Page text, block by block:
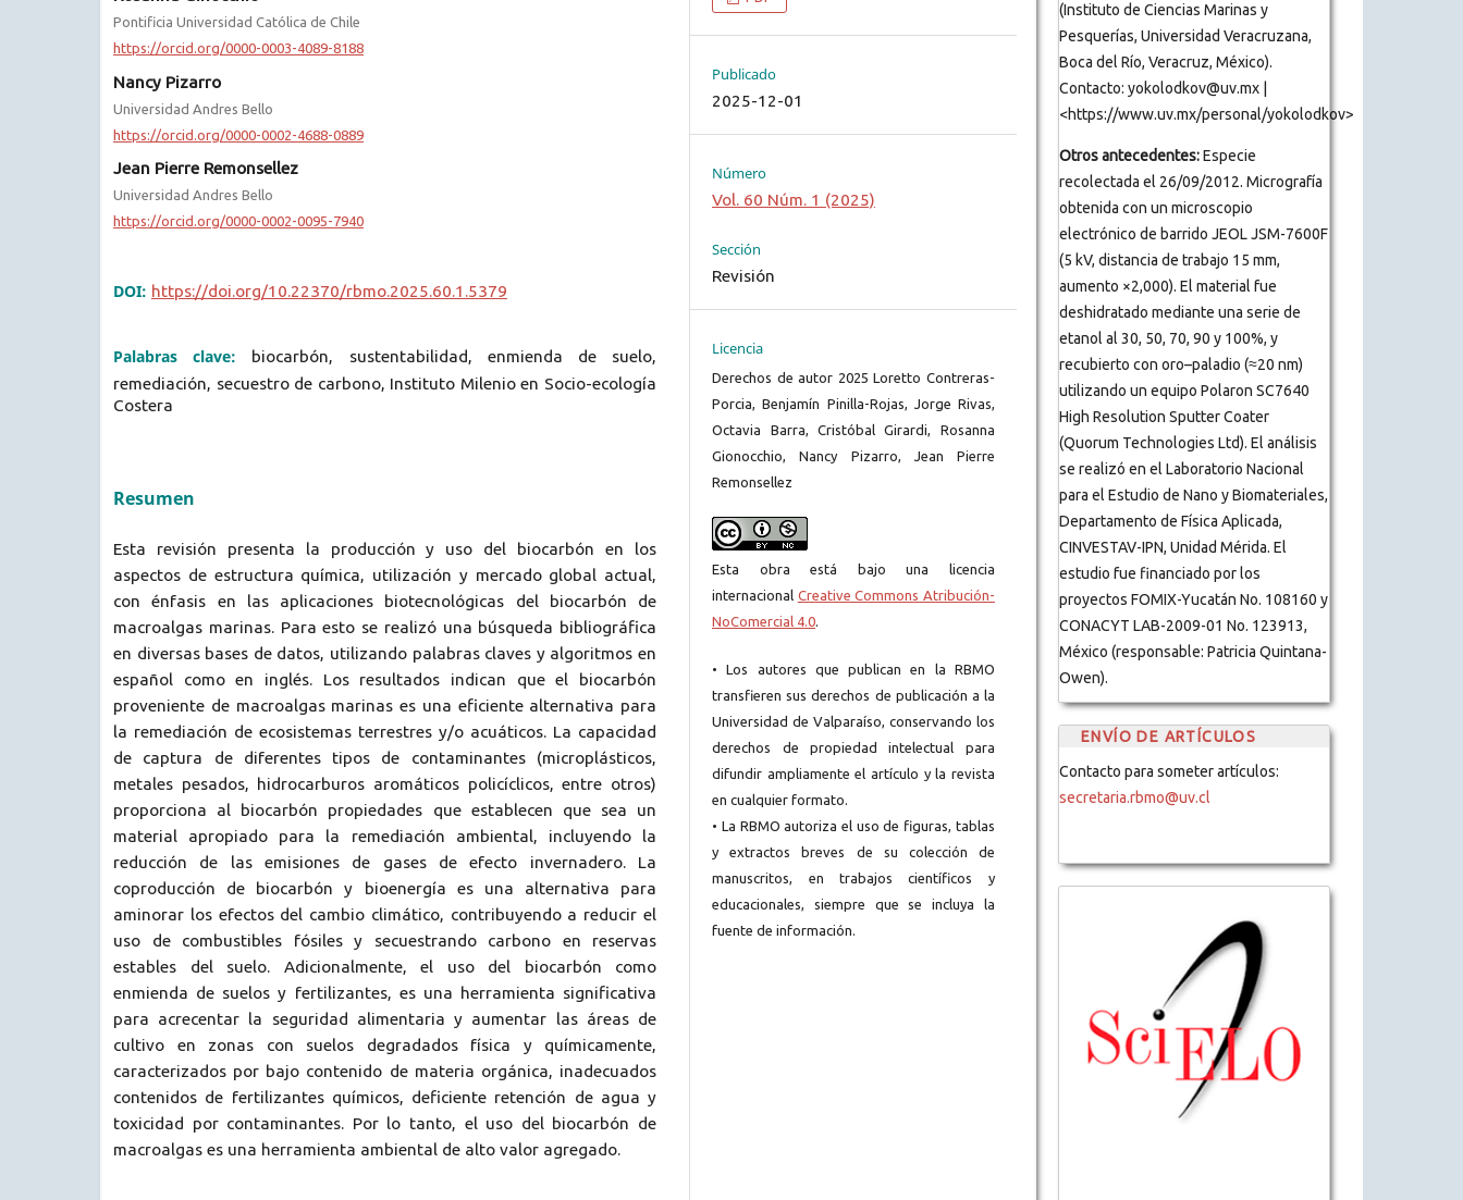
Pontificia Universidad Católica de Chile
https://orcid.org/0000-0003-4089-8188
Nancy Pizarro
Universidad Andres Bello
https://orcid.org/0000-0002-4688-0889
Jean Pierre Remonsellez
Universidad Andres Bello
https://orcid.org/0000-0002-0095-7940
DOI: https://doi.org/10.22370/rbmo.2025.60.1.5379
Palabras clave: biocarbón, sustentabilidad, enmienda de suelo,
remediación, secuestro de carbono, Instituto Milenio en Socio-ecología
Costera
Resumen
Esta revisión presenta la producción y uso del biocarbón en los
aspectos de estructura química, utilización y mercado global actual,
con énfasis en las aplicaciones biotecnológicas del biocarbón de
macroalgas marinas. Para esto se realizó una búsqueda bibliográfica
en diversas bases de datos, utilizando palabras claves y algoritmos en
español como en inglés. Los resultados indican que el biocarbón
proveniente de macroalgas marinas es una eficiente alternativa para
la remediación de ecosistemas terrestres y/o acuáticos. La capacidad
de captura de diferentes tipos de contaminantes (microplásticos,
metales pesados, hidrocarburos aromáticos policíclicos, entre otros)
proporciona al biocarbón propiedades que establecen que sea un
material apropiado para la remediación ambiental, incluyendo la
reducción de las emisiones de gases de efecto invernadero. La
coproducción de biocarbón y bioenergía es una alternativa para
aminorar los efectos del cambio climático, contribuyendo a reducir el
uso de combustibles fósiles y secuestrando carbono en reservas
estables del suelo. Adicionalmente, el uso del biocarbón como
enmienda de suelos y fertilizantes, es una herramienta significativa
para acrecentar la seguridad alimentaria y aumentar las áreas de
cultivo en zonas con suelos degradados física y químicamente,
caracterizados por bajo contenido de materia orgánica, inadecuados
contenidos de fertilizantes químicos, deficiente retención de agua y
toxicidad por contaminantes. Por lo tanto, el uso del biocarbón de
macroalgas es una herramienta ambiental de alto valor agregado.
Publicado
2025-12-01
Número
Vol. 60 Núm. 1 (2025)
Sección
Revisión
Licencia
Derechos de autor 2025 Loretto Contreras-
Porcia, Benjamín Pinilla-Rojas, Jorge Rivas,
Octavia Barra, Cristóbal Girardi, Rosanna
Gionocchio, Nancy Pizarro, Jean Pierre
Remonsellez
Esta obra está bajo una licencia
internacional Creative Commons Atribución-
NoComercial 4.0.
• Los autores que publican en la RBMO
transfieren sus derechos de publicación a la
Universidad de Valparaíso, conservando los
derechos de propiedad intelectual para
difundir ampliamente el artículo y la revista
en cualquier formato.
• La RBMO autoriza el uso de figuras, tablas
y extractos breves de su colección de
manuscritos, en trabajos científicos y
educacionales, siempre que se incluya la
fuente de información.
(Instituto de Ciencias Marinas y
Pesquerías, Universidad Veracruzana,
Boca del Río, Veracruz, México).
Contacto: yokolodkov@uv.mx |
<https://www.uv.mx/personal/yokolodkov>
Otros antecedentes:Especie
recolectada el 26/09/2012. Micrografía
obtenida con un microscopio
electrónico de barrido JEOL JSM-7600F
(5 kV, distancia de trabajo 15 mm,
aumento ×2,000). El material fue
deshidratado mediante una serie de
etanol al 30, 50, 70, 90 y 100%, y
recubierto con oro–paladio (≈20 nm)
utilizando un equipo Polaron SC7640
High Resolution Sputter Coater
(Quorum Technologies Ltd). El análisis
se realizó en el Laboratorio Nacional
para el Estudio de Nano y Biomateriales,
Departamento de Física Aplicada,
CINVESTAV-IPN, Unidad Mérida. El
estudio fue financiado por los
proyectos FOMIX-Yucatán No. 108160 y
CONACYT LAB-2009-01 No. 123913,
México (responsable: Patricia Quintana-
Owen).
ENVÍO DE ARTÍCULOS
Contacto para someter artículos:
secretaria.rbmo@uv.cl